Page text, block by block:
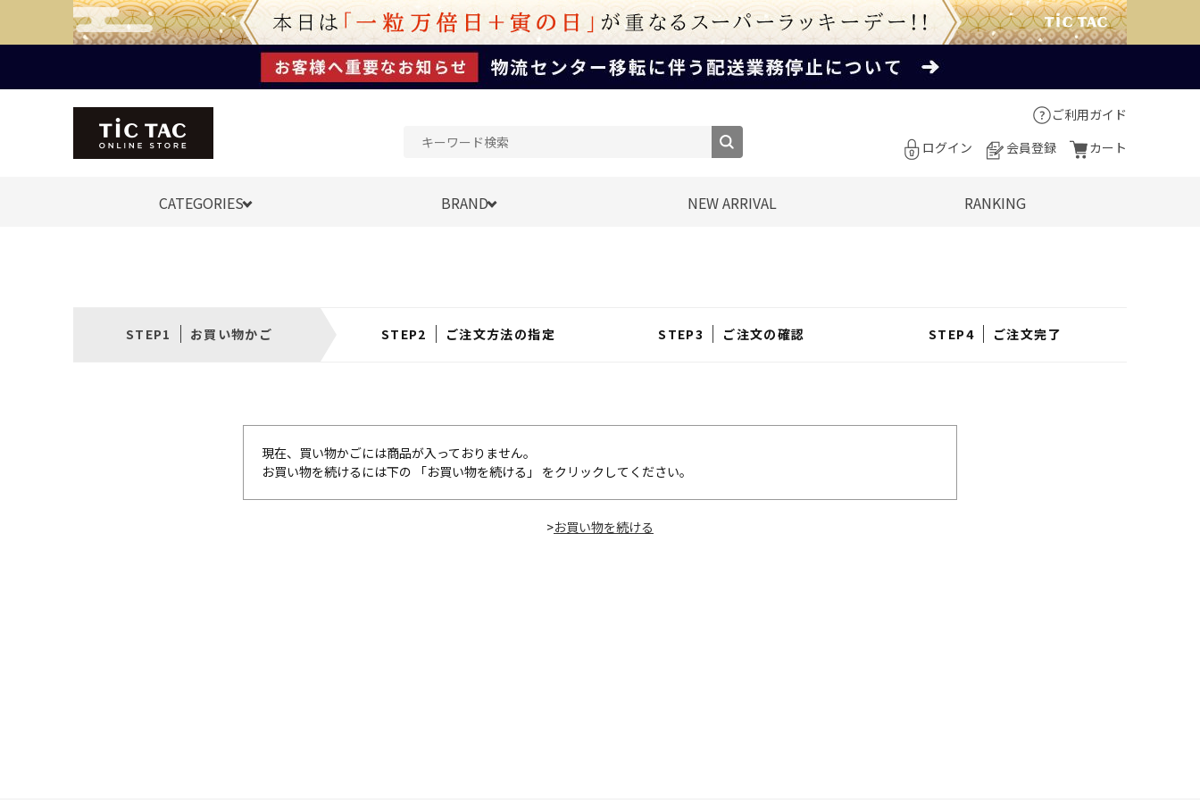
ご利用ガイド
ログイン
会員登録 カート
CATEGORIES BRAND NEW ARRIVAL RANKING
お買い物かご ご注文方法の指定 ご注文の確認 ご注文完了
現在、買い物かごには商品が入っておりません。
お買い物を続けるには下の 「お買い物を続ける」 をクリックしてください。
>